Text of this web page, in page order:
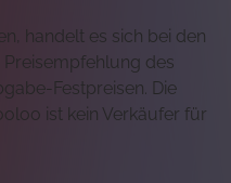
handelt es sich bei den
des
Festpreisen. Die
ist kein Verkäufer für